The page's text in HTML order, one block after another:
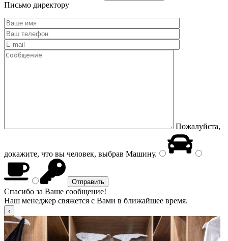
Письмо директору
Пожалуйста,
докажите, что вы человек, выбрав Машину.
Спасибо за Ваше сообщение!
Наш менеджер свяжется с Вами в ближайшее время.